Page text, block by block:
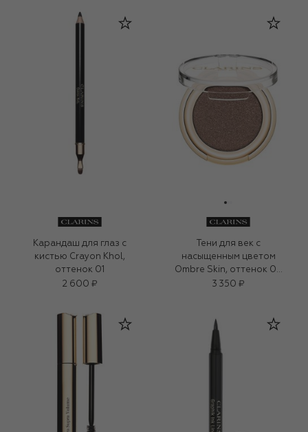
Карандаш для глаз с
кистью Crayon Khol,
оттенок 01
2 600 ₽
Тени для век с
насыщенным цветом
Ombre Skin, оттенок 06
(1,5g)
3 350 ₽